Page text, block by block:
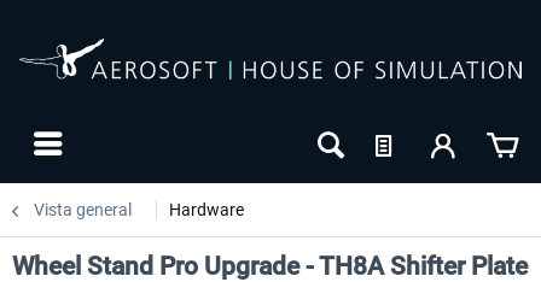
Vista general Hardware
Wheel Stand Pro Upgrade - TH8A Shifter Plate